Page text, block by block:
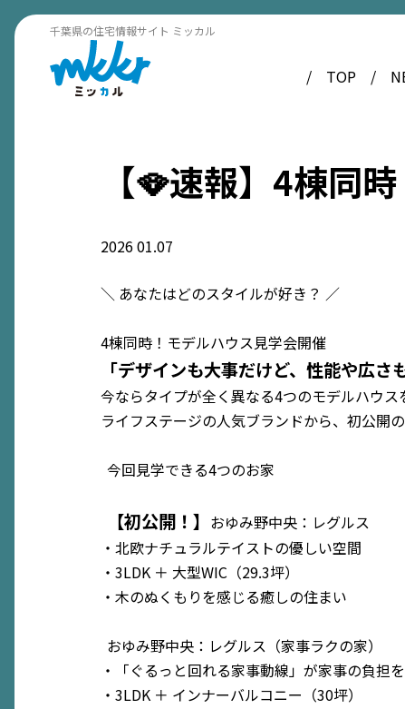
千葉県の住宅情報サイト ミッカル
TOP
【🪭速報】4棟同
202601.07
＼ あなたはどのスタイルが好き？ ／
4棟同時！モデルハウス見学会開催
「デザインも大事だけど、性能や広さ
今ならタイプが全く異なる4つのモデルハウス
ライフステージの人気ブランドから、初公開
今回見学できる4つのお家
【初公開！】 おゆみ野中央：レグルス
・北欧ナチュラルテイストの優しい空間
・3LDK ＋ 大型WIC（29.3坪）
・木のぬくもりを感じる癒しの住まい
おゆみ野中央：レグルス（家事ラクの家）
・「ぐるっと回れる家事動線」が家事の負担を
・3LDK ＋ インナーバルコニー（30坪）